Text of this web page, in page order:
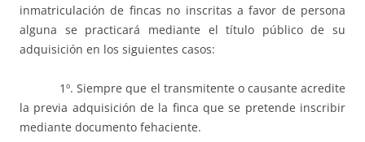
inmatriculación de fincas no inscritas a favor de persona
alguna se practicará mediante el título público de su
adquisición en los siguientes casos:
1º. Siempre que el transmitente o causante acredite
la previa adquisición de la finca que se pretende inscribir
mediante documento fehaciente.